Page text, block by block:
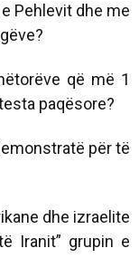
Pehlevit dhe me
që më 1
paqësore?
për të
dhe izraelite
Iranit” grupin e